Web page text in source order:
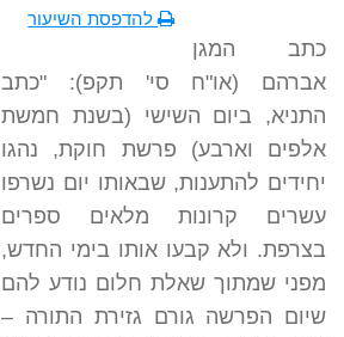
להדפסת השיעור
כתב המגן
אברהם (או"ח סי' תקפ): "כתב
התניא, ביום השישי (בשנת חמשת
אלפים וארבע) פרשת חוקת, נהגו
יחידים להתענות, שבאותו יום נשרפו
עשרים קרונות מלאים ספרים
בצרפת. ולא קבעו אותו בימי החדש,
מפני שמתוך שאלת חלום נודע להם
שיום הפרשה גורם גזירת התורה –